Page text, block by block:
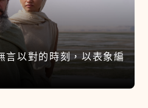
言以對的時刻，以表象編